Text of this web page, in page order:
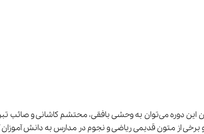
در عصر صفوی اهمیت زیادی به تعلیم و تربیت داده می‌شد و از شاعران این دوره